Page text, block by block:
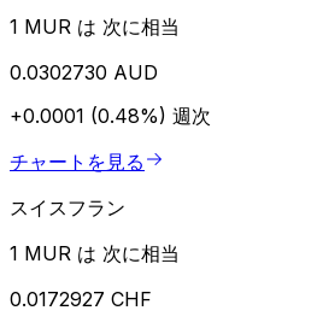
1 MUR は 次に相当
0.0302730 AUD
+0.0001 (0.48%) 週次
チャートを見る
スイスフラン
1 MUR は 次に相当
0.0172927 CHF